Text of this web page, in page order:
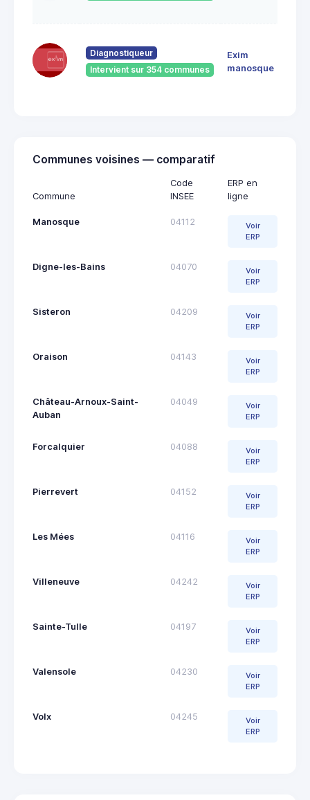
Diagnostiqueur
Intervient sur 354 communes
Exim
manosque
Communes voisines — comparatif
Commune
Code
INSEE
ERP en
ligne
Manosque 04112
Voir
ERP
Digne-les-Bains 04070
Voir
ERP
Sisteron 04209
Voir
ERP
Oraison 04143
Voir
ERP
Château-Arnoux-Saint-
Auban
04049
Voir
ERP
Forcalquier 04088
Voir
ERP
Pierrevert 04152
Voir
ERP
Les Mées 04116
Voir
ERP
Villeneuve 04242
Voir
ERP
Sainte-Tulle 04197
Voir
ERP
Valensole 04230
Voir
ERP
Volx 04245
Voir
ERP